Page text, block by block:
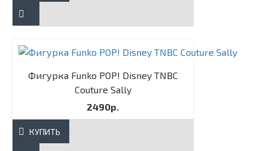
Фигурка Funko POP! Disney TNBC
Couture Sally​
2490р.
КУПИТЬ